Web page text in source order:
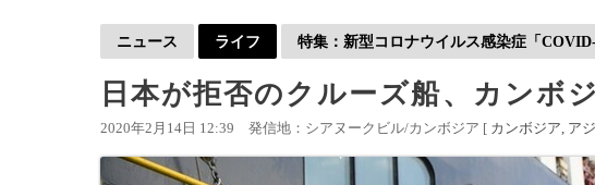
ニュース ライフ 特集：新型コロナウイルス感染症「COVID-
日本が拒否のクルーズ船、カンボ
2020年2月14日 12:39 発信地：シアヌークビル/カンボジア [ カンボジア ア